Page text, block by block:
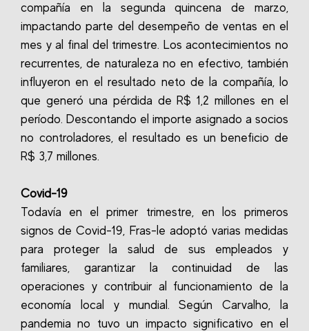
compañía en la segunda quincena de marzo,
impactando parte del desempeño de ventas en el
mes y al final del trimestre. Los acontecimientos no
recurrentes, de naturaleza no en efectivo, también
influyeron en el resultado neto de la compañía, lo
que generó una pérdida de R$ 1,2 millones en el
período. Descontando el importe asignado a socios
no controladores, el resultado es un beneficio de
R$ 3,7 millones.
Covid-19
Todavía en el primer trimestre, en los primeros
signos de Covid-19, Fras-le adoptó varias medidas
para proteger la salud de sus empleados y
familiares, garantizar la continuidad de las
operaciones y contribuir al funcionamiento de la
economía local y mundial. Según Carvalho, la
pandemia no tuvo un impacto significativo en el